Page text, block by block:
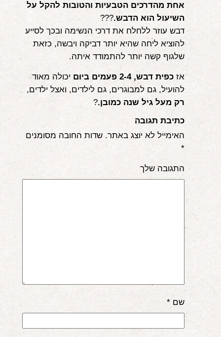
אחת מהדרכים הטבעיות והטובות להקל על
השיעול הוא הדבש.???
דבש עוזר ללחלח את דרכי הנשימה ובכך לסייע
להוציא ליחה שהיא יותר דביקה ויבשה, כזאת
שלגוף קשה יותר להתמודד איתה.
אז כפית דבש, 2-4 פעמים ביום
יכולה מאוד
להועיל, גם למבוגרים, גם לילדים, ואצל ילדים,
רק מעל גיל שנה כמובן.?
כתיבת תגובה
האימייל לא יוצג באתר. שדות החובה מסומנים
*
התגובה שלך
שם *